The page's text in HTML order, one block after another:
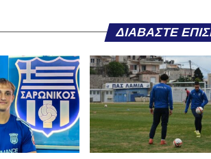
ΔΙΑΒΆΣΤΕ